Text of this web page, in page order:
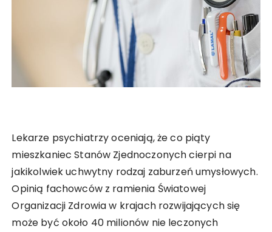
Lekarze psychiatrzy oceniają, że co piąty
mieszkaniec Stanów Zjednoczonych cierpi na
jakikolwiek uchwytny rodzaj zaburzeń umysłowych.
Opinią fachowców z ramienia Światowej
Organizacji Zdrowia w krajach rozwijających się
może być około 40 milionów nie leczonych